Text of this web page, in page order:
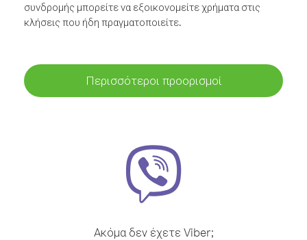
συνδρομής μπορείτε να εξοικονομείτε χρήματα στις
κλήσεις που ήδη πραγματοποιείτε.
Περισσότεροι προορισμοί
Ακόμα δεν έχετε Viber;